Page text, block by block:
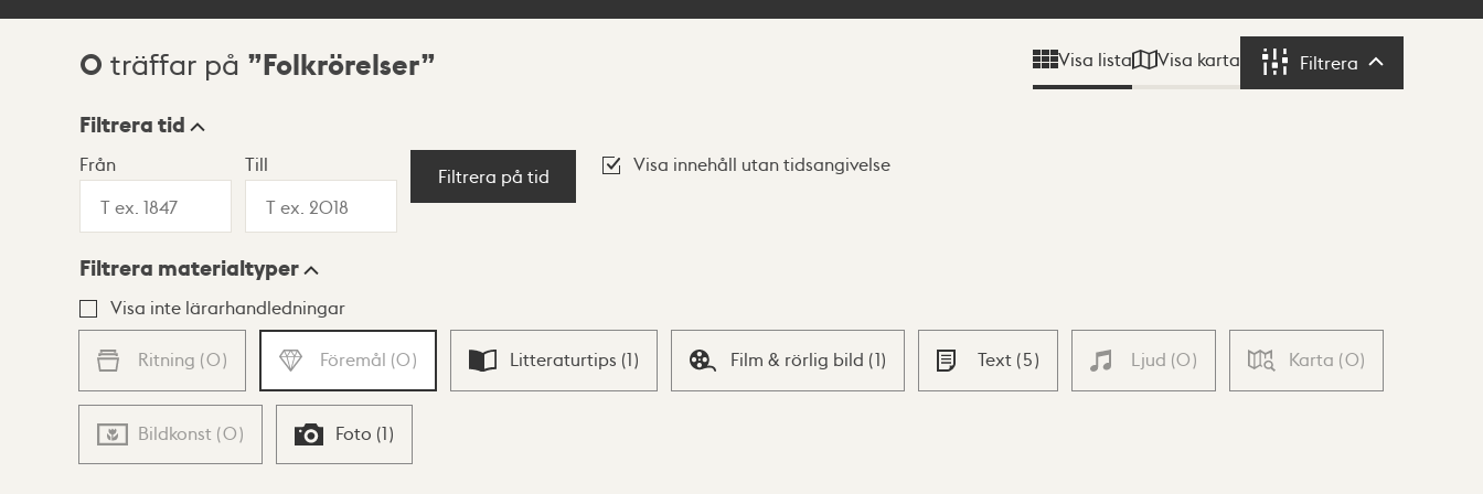
Sökresultat
0 träffar på Folkrörelser Visa lista Visa karta Filtrera Filtrera
Visningsläge
Lista Karta
Filtrera tid
Från Till
Filtrera på tid
Visa innehåll utan tidsangivelse
Filtrera materialtyper
Visa inte lärarhandledningar
Ritning (0) Föremål (0) Litteraturtips (1) Film & rörlig bild (1) Text (5) Ljud (0) Karta (0)
Bildkonst (0) Foto (1)